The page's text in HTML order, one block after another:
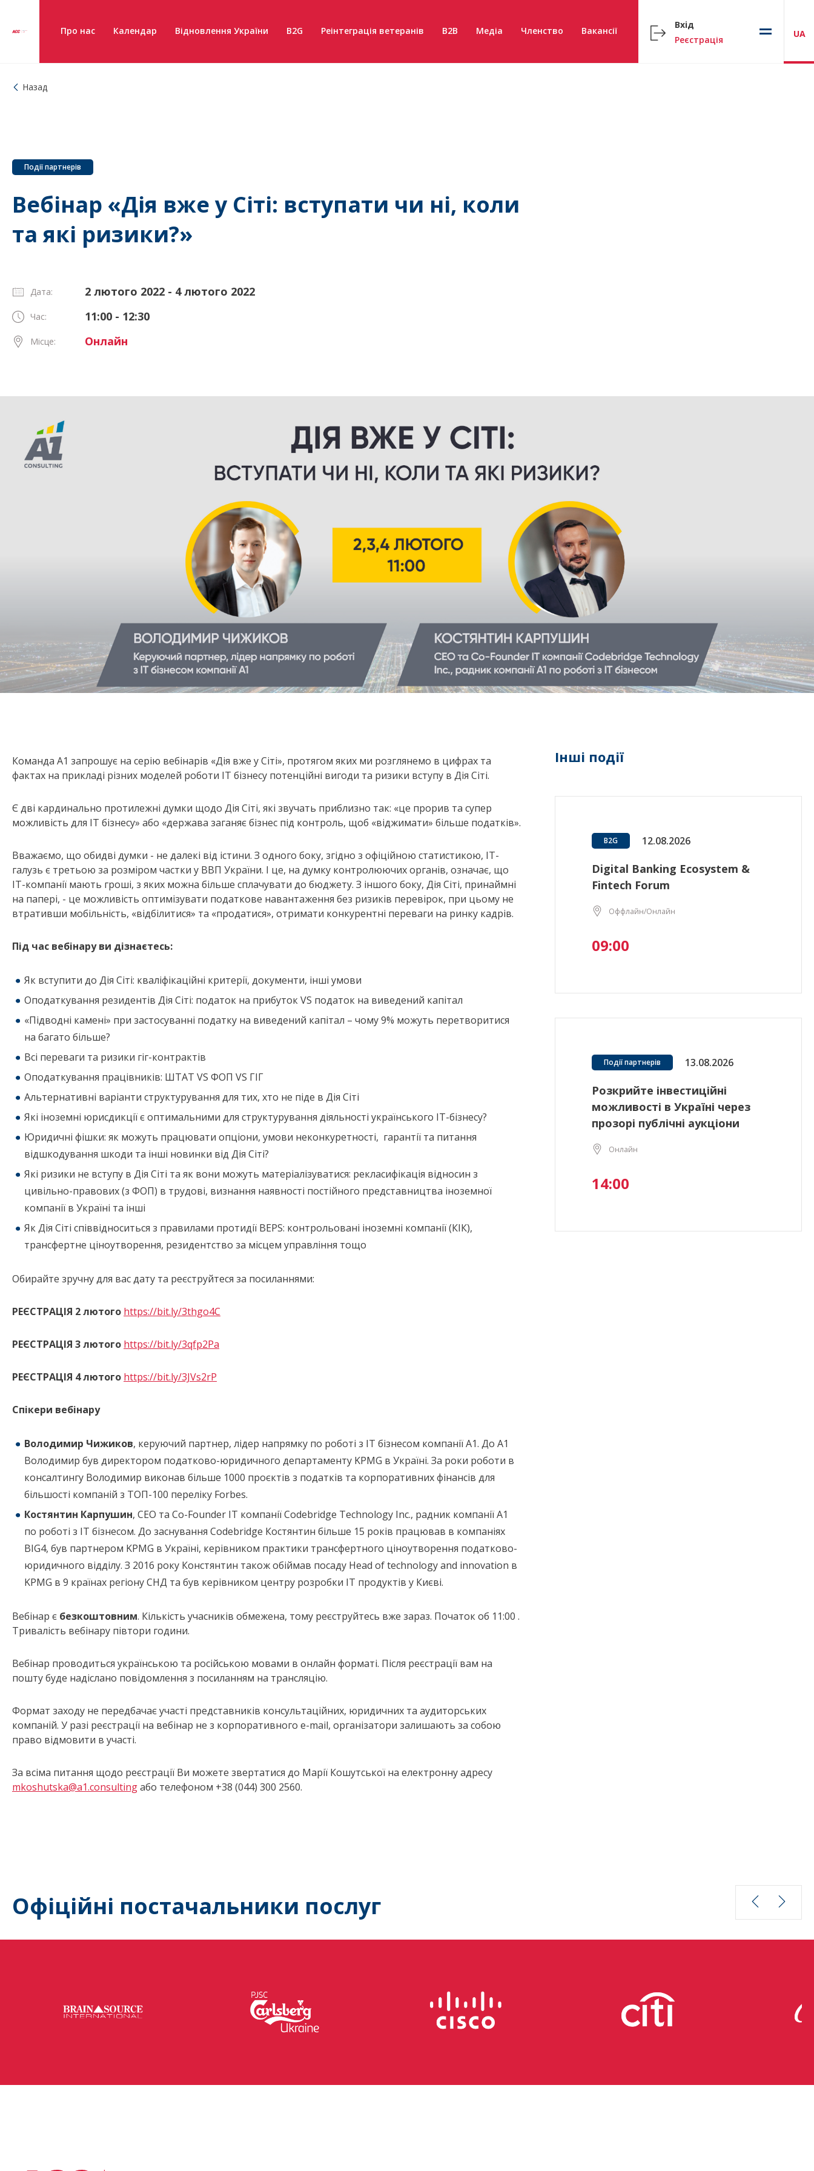
Про нас Календар Відновлення України B2G Реінтеграція ветеранів B2B Медіа Членство Вакансії
Вхід
Реєстрація
UA
Назад
Події партнерів
Вебінар «Дія вже у Сіті: вступати чи ні, коли
та які ризики?»
Дата: 2 лютого 2022 - 4 лютого 2022
Час: 11:00 - 12:30
Місце: Онлайн
Команда А1 запрошує на серію вебінарів «Дія вже у Сіті», протягом яких ми розглянемо в цифрах та
фактах на прикладі різних моделей роботи ІТ бізнесу потенційні вигоди та ризики вступу в Дія Сіті.
Є дві кардинально протилежні думки щодо Дія Сіті, які звучать приблизно так: «це прорив та супер
можливість для ІТ бізнесу» або «держава заганяє бізнес під контроль, щоб «віджимати» більше податків».
Вважаємо, що обидві думки - не далекі від істини. З одного боку, згідно з офіційною статистикою, ІТ-
галузь є третьою за розміром частки у ВВП України. І це, на думку контролюючих органів, означає, що
ІТ-компанії мають гроші, з яких можна більше сплачувати до бюджету. З іншого боку, Дія Сіті, принаймні
на папері, - це можливість оптимізувати податкове навантаження без ризиків перевірок, при цьому не
втративши мобільність, «відбілитися» та «продатися», отримати конкурентні переваги на ринку кадрів.
Під час вебінару ви дізнаєтесь:
Як вступити до Дія Сіті: кваліфікаційні критерії, документи, інші умови
Оподаткування резидентів Дія Сіті: податок на прибуток VS податок на виведений капітал
«Підводні камені» при застосуванні податку на виведений капітал – чому 9% можуть перетворитися
на багато більше?
Всі переваги та ризики гіг-контрактів
Оподаткування працівників: ШТАТ VS ФОП VS ГІГ
Альтернативні варіанти структурування для тих, хто не піде в Дія Сіті
Які іноземні юрисдикції є оптимальними для структурування діяльності українського ІТ-бізнесу?
Юридичні фішки: як можуть працювати опціони, умови неконкуретності, гарантії та питання
відшкодування шкоди та інші новинки від Дія Сіті?
Які ризики не вступу в Дія Сіті та як вони можуть матеріалізуватися: рекласифікація відносин з
цивільно-правових (з ФОП) в трудові, визнання наявності постійного представництва іноземної
компанії в Україні та інші
Як Дія Сіті співвідноситься з правилами протидії BEPS: контрольовані іноземні компанії (КІК),
трансфертне ціноутворення, резидентство за місцем управління тощо
Обирайте зручну для вас дату та реєструйтеся за посиланнями:
РЕЄСТРАЦІЯ 2 лютого https://bit.ly/3thgo4C
РЕЄСТРАЦІЯ 3 лютого https://bit.ly/3qfp2Pa
РЕЄСТРАЦІЯ 4 лютого https://bit.ly/3JVs2rP
Спікери вебінару
Володимир Чижиков, керуючий партнер, лідер напрямку по роботі з ІТ бізнесом компанії А1. До А1
Володимир був директором податково-юридичного департаменту KPMG в Україні. За роки роботи в
консалтингу Володимир виконав більше 1000 проєктів з податків та корпоративних фінансів для
більшості компаній з ТОП-100 переліку Forbes.
Костянтин Карпушин, СЕО та Co-Founder ІТ компанії Codebridge Technology Inc., радник компанії А1
по роботі з ІТ бізнесом. До заснування Codebridge Костянтин більше 15 років працював в компаніях
BIG4, був партнером KPMG в Україні, керівником практики трансфертного ціноутворення податково-
юридичного відділу. З 2016 року Констянтин також обіймав посаду Head of technology and innovation в
KPMG в 9 країнах регіону СНД та був керівником центру розробки ІТ продуктів у Києві.
Вебінар є безкоштовним. Кількість учасників обмежена, тому реєструйтесь вже зараз. Початок об 11:00 .
Тривалість вебінару півтори години.
Вебінар проводиться українською та російською мовами в онлайн форматі. Після реєстрації вам на
пошту буде надіслано повідомлення з посиланням на трансляцію.
Формат заходу не передбачає участі представників консультаційних, юридичних та аудиторських
компаній. У разі реєстрації на вебінар не з корпоративного e-mail, організатори залишають за собою
право відмовити в участі.
За всіма питання щодо реєстрації Ви можете звертатися до Марії Кошутської на електронну адресу
mkoshutska@a1.consultingабо телефоном +38 (044) 300 2560.
Інші події
B2G 12.08.2026
Digital Banking Ecosystem &
Fintech Forum
Оффлайн/Онлайн
09:00
Події партнерів 13.08.2026
Розкрийте інвестиційні
можливості в Україні через
прозорі публічні аукціони
Онлайн
14:00
Офіційні постачальники послуг